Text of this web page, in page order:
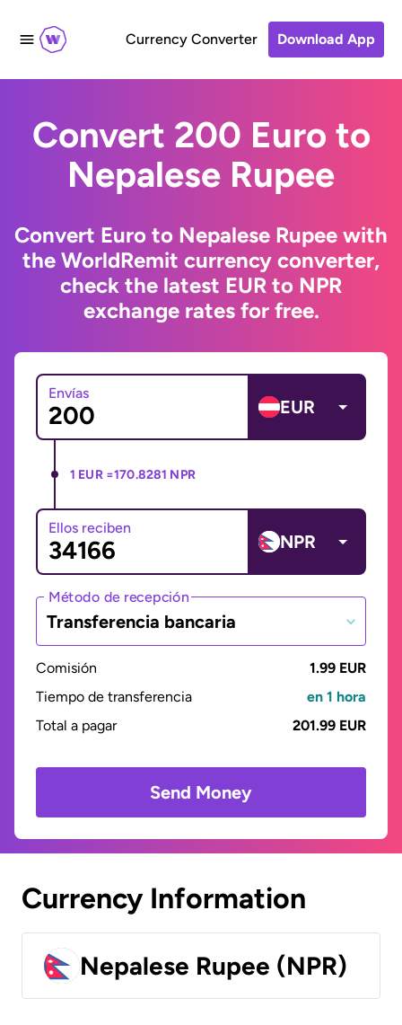
Currency Converter Download App
Convert 200 Euro to
Nepalese Rupee
Convert Euro to Nepalese Rupee with
the WorldRemit currency converter,
check the latest EUR to NPR
exchange rates for free.
Envías
EUR
1 EUR =170.8281 NPR
Ellos reciben
NPR
Método de recepción
Transferencia bancaria
Comisión
1.99 EUR
Tiempo de transferencia
en 1 hora
Total a pagar
201.99 EUR
Send Money
Currency Information
Nepalese Rupee (NPR)